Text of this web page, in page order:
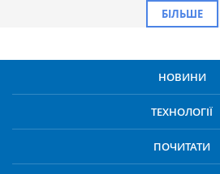
БІЛЬШЕ
НОВИНИ
ТЕХНОЛОГІЇ
ПОЧИТАТИ